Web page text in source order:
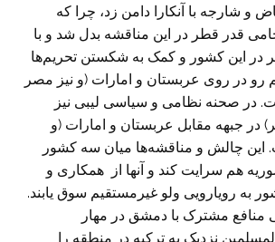
و شارجه با آنکارا دامن زد، چرا که
قدر قطر در این مناقشه بدل شد و با
در این کشور و کمک به شکستن تحریم‌ها
رو در روی عربستان و امارات (و نیز مصر
در صحنه نظامی و سیاسی لیبی نیز
در جبهه مقابل عربستان و امارات (و
این چالش و مناقشه‌ها میان سه کشور
هم سرایت کند و آنها از همکاری و
به رویارویی ولو غیرمستقیم سوق یابند.
منافع مشترک با دمشق در مهار
نزدیک به ترکیه در منطقه را